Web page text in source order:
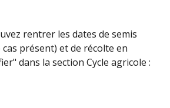
rentrer les dates de semis
présent) et de récolte en
dans la section Cycle agricole :